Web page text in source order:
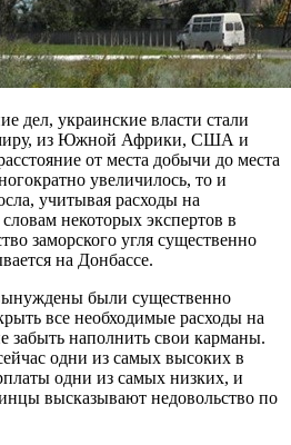
дел, украинские власти стали
миру, из Южной Африки, США и
от места добычи до места
увеличилось, то и
учитывая расходы на
некоторых экспертов в
заморского угля существенно
на Донбассе.
были существенно
все необходимые расходы на
забыть наполнить свои карманы.
одни из самых высоких в
одни из самых низких, и
высказывают недовольство по